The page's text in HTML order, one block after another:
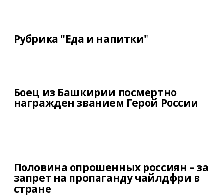
Рубрика "Еда и напитки"
Боец из Башкирии посмертно
награжден званием Герой России
Половина опрошенных россиян – за
запрет на пропаганду чайлдфри в
стране